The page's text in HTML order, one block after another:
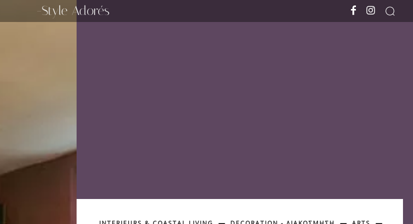
-Style Adorés